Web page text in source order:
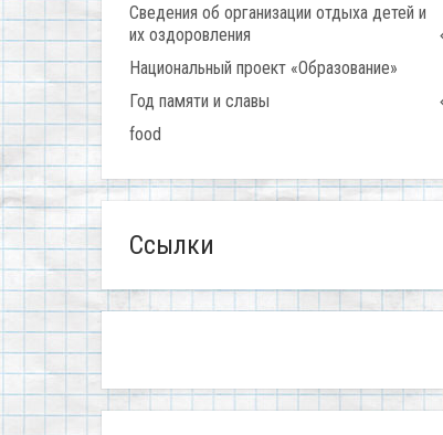
Сведения об организации отдыха детей и
их оздоровления
Национальный проект «Образование»
Год памяти и славы
food
Ссылки